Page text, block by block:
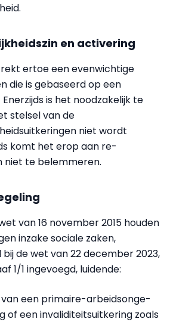
en activering
ertoe een evenwichtige
die is gebaseerd op een
is het noodzakelijk te
stelsel van de
niet wordt
komt het erop aan re-
te belemmeren.
van 16 november 2015 houden
inzake sociale zaken,
de wet van 22 december 2023,
1/1 ingevoegd, luidende:
van een primaire-arbeidsonge-
of een invaliditeitsuitkering zoals